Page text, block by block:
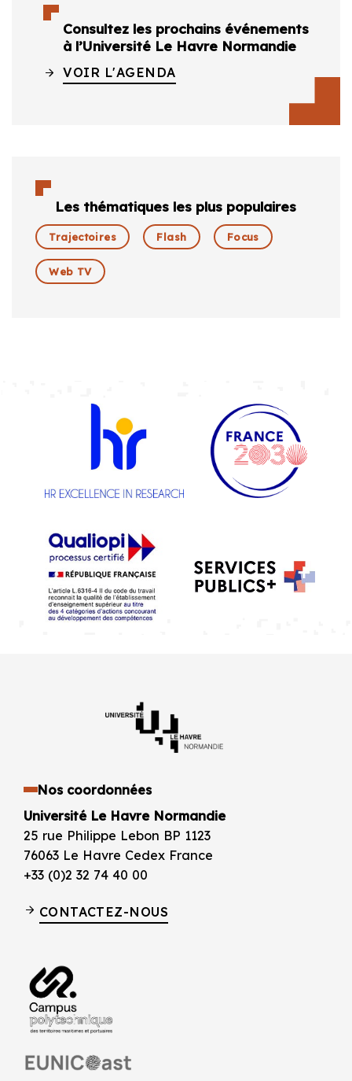
Consultez les prochains événements
à l’Université Le Havre Normandie
VOIR L'AGENDA
Les thématiques les plus populaires
Trajectoires Flash Focus
Web TV
Nos coordonnées
Université Le Havre Normandie
25 rue Philippe Lebon BP 1123
76063 Le Havre Cedex France
+33 (0)2 32 74 40 00
CONTACTEZ-NOUS